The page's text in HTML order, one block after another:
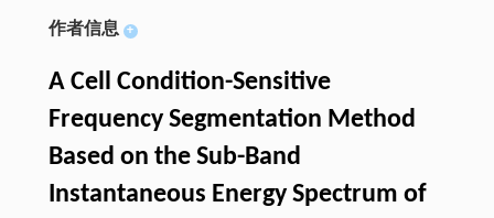
作者信息 +
A Cell Condition-Sensitive
Frequency Segmentation Method
Based on the Sub-Band
Instantaneous Energy Spectrum of